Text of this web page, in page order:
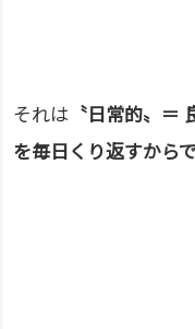
それは 〝日常的〟＝
を毎日くり返すからで